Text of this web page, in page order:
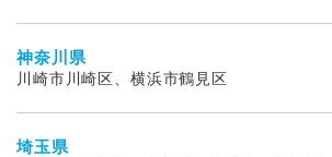
神奈川県
川崎市川崎区、横浜市鶴見区
埼玉県